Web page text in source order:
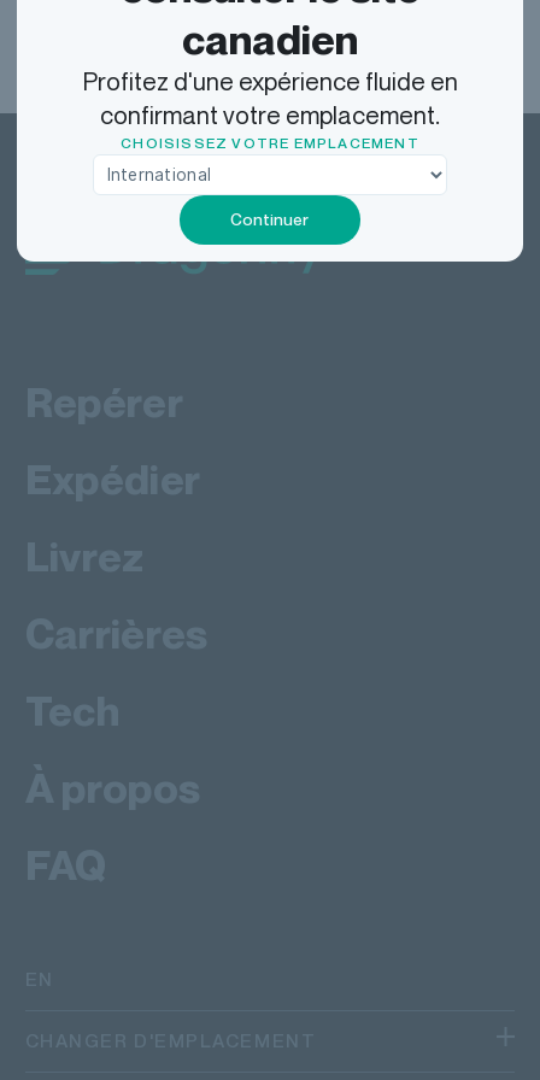
canadien
Profitez d'une expérience fluide en
confirmant votre emplacement.
CHOISISSEZ VOTRE EMPLACEMENT
Continuer